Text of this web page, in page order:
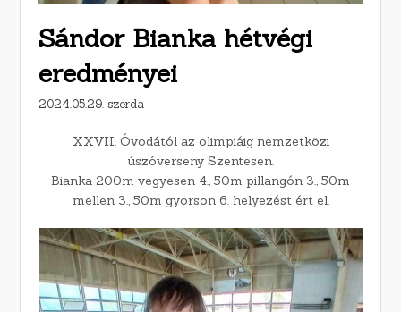
Sándor Bianka hétvégi
eredményei
2024.05.29. szerda
XXVII. Óvodától az olimpiáig nemzetközi
úszóverseny Szentesen.
Bianka 200m vegyesen 4., 50m pillangón 3., 50m
mellen 3., 50m gyorson 6. helyezést ért el.